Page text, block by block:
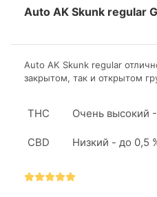
Auto AK Skunk regular
Auto AK Skunk regular
закрытом, так и открытом
THC Очень высокий
CBD Низкий - до 0,5